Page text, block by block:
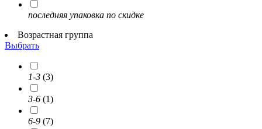
последняя упаковка по скидке
Возрастная группа
Выбрать
1-3 (3)
3-6 (1)
6-9 (7)